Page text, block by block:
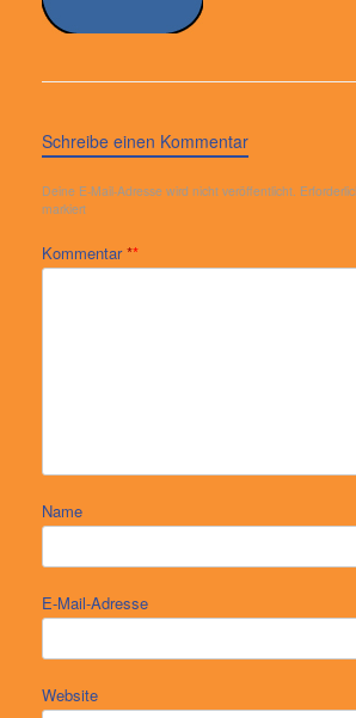
Schreibe einen Kommentar
Deine E-Mail-Adresse wird nicht veröffentlicht.
markiert
Kommentar*
Name
E-Mail-Adresse
Website